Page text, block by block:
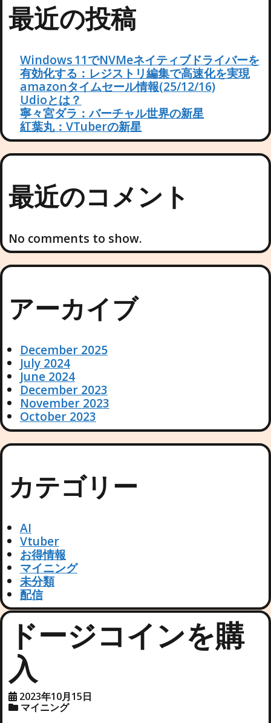
最近の投稿
Windows 11でNVMeネイティブドライバーを
有効化する：レジストリ編集で高速化を実現
amazonタイムセール情報(25/12/16)
Udioとは？
寧々宮ダラ：バーチャル世界の新星
紅葉丸：VTuberの新星
最近のコメント
No comments to show.
アーカイブ
December 2025
July 2024
June 2024
December 2023
November 2023
October 2023
カテゴリー
AI
Vtuber
お得情報
マイニング
未分類
配信
ドージコインを購
入
2023年10月15日
マイニング